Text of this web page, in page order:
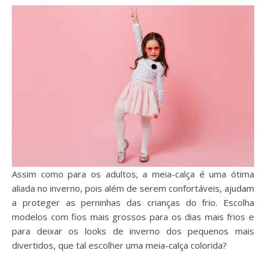
Assim como para os adultos, a meia-calça é uma ótima
aliada no inverno, pois além de serem confortáveis, ajudam
a proteger as perninhas das crianças do frio. Escolha
modelos com fios mais grossos para os dias mais frios e
para deixar os looks de inverno dos pequenos mais
divertidos, que tal escolher uma meia-calça colorida?